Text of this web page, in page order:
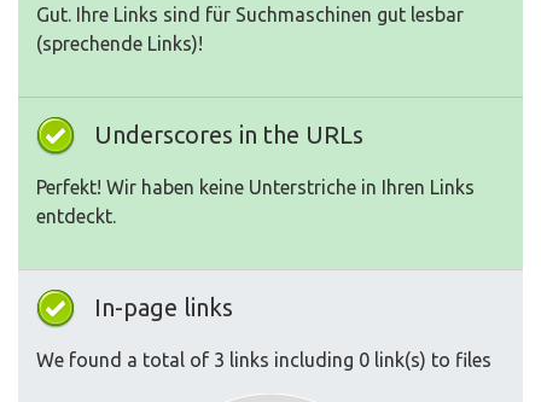
Gut. Ihre Links sind für Suchmaschinen gut lesbar
(sprechende Links)!
Underscores in the URLs
Perfekt! Wir haben keine Unterstriche in Ihren Links
entdeckt.
In-page links
We found a total of 3 links including 0 link(s) to files